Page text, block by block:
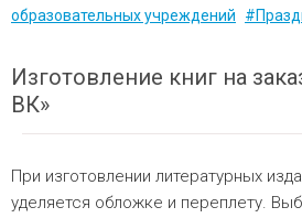
образовательных учреждений
Изготовление книг на
ВК»
При изготовлении литературных
уделяется обложке и переплету.